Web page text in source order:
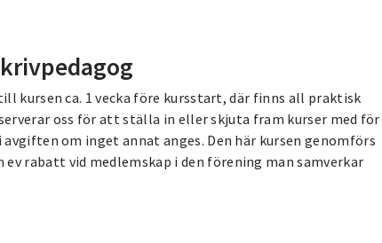
kursen ca. 1 vecka före kursstart, där finns all praktisk
oss för att ställa in eller skjuta fram kurser med för
om inget annat anges. Den här kursen genomförs
rabatt vid medlemskap i den förening man samverkar